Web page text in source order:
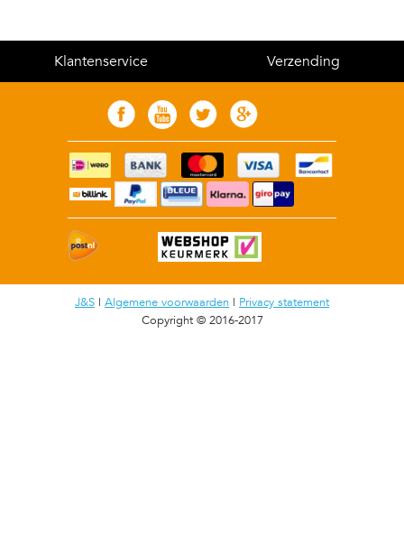
Klantenservice Verzending
J&S | Algemene voorwaarden | Privacy statement
Copyright © 2016-2017